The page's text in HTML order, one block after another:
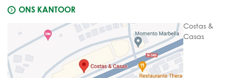
ONS KANTOOR
Costas &
Casas